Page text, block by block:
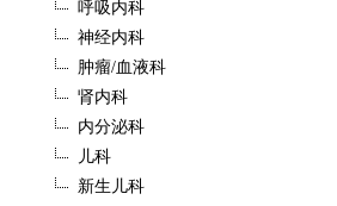
呼吸内科
神经内科
肿瘤/血液科
肾内科
内分泌科
儿科
新生儿科